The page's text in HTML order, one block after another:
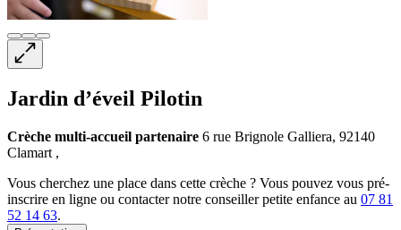
Jardin d’éveil Pilotin
Crèche multi-accueil partenaire 6 rue Brignole Galliera, 92140
Clamart ,
Vous cherchez une place dans cette crèche ? Vous pouvez vous pré-
inscrire en ligne ou contacter notre conseiller petite enfance au 07 81
52 14 63.